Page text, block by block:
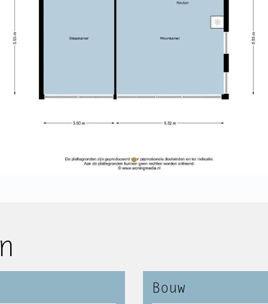
Koop
Aangekocht
en Mooie Boules.
het prachtige Oosterpark, het
zonnige terrassen
opzichte van de ring A-10
• Gelegen op eigen grond;
• Energielabel A, dus zeer lage
• Plafondhoge kozijnen met
• Huismeester aanwezig,
• Vraagprijs woning € 725.000
A GREAT HOME THAT BRINGS
Bouw